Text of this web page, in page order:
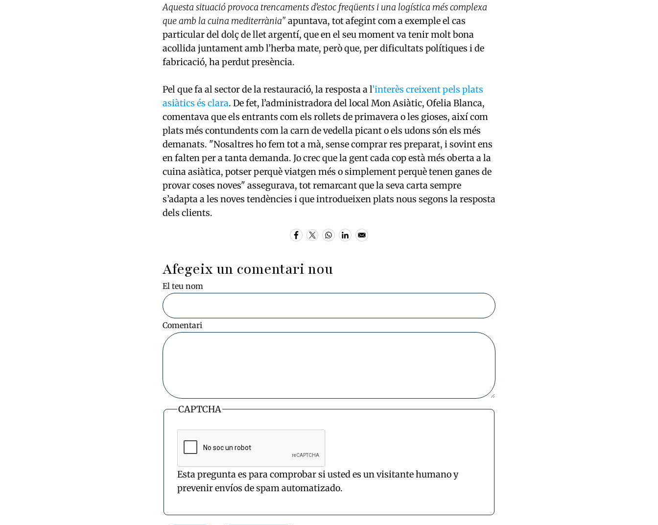
Aquesta situació provoca trencaments d’estoc freqüents i una logística més complexa
que amb la cuina mediterrània"apuntava, tot afegint com a exemple el cas
particular del dolç de llet argentí, que en el seu moment va tenir molt bona
acollida juntament amb l’herba mate, però que, per dificultats polítiques i de
fabricació, ha perdut presència.
Pel que fa al sector de la restauració, la resposta a l’interès creixent pels plats
asiàtics és clara. De fet, l’administradora del local Mon Asiàtic, Ofelia Blanca,
comentava que els entrants com els rollets de primavera o les gioses, així com
plats més contundents com la carn de vedella picant o els udons són els més
demanats. "Nosaltres ho fem tot a mà, sense comprar res preparat, i sovint ens
en falten per a tanta demanda. Jo crec que la gent cada cop està més oberta a la
cuina asiàtica, potser perquè viatgen més o simplement perquè tenen ganes de
provar coses noves" assegurava, tot remarcant que la seva carta sempre
s’adapta a les noves tendències i que introdueixen plats nous segons la resposta
dels clients.
Afegeix un comentari nou
El teu nom
Comentari
CAPTCHA
Esta pregunta es para comprobar si usted es un visitante humano y
prevenir envíos de spam automatizado.